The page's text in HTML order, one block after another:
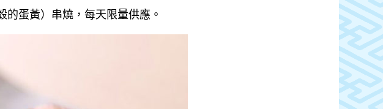
蛋黃）串燒，每天限量供應。